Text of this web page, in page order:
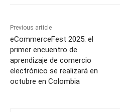
Previous article
eCommerceFest 2025: el
primer encuentro de
aprendizaje de comercio
electrónico se realizará en
octubre en Colombia